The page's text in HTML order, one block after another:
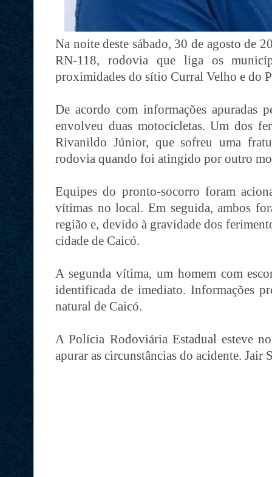
Na noite deste sábado, 30 de agosto de
RN-118, rodovia que liga os
proximidades do sítio Curral Velho e do
De acordo com informações apuradas
envolveu duas motocicletas. Um dos
Rivanildo Júnior, que sofreu uma
rodovia quando foi atingido por outro
Equipes do pronto-socorro foram
vítimas no local. Em seguida, ambos
região e, devido à gravidade dos
cidade de Caicó.
A segunda vítima, um homem com
identificada de imediato. Informações
natural de Caicó.
A Polícia Rodoviária Estadual esteve
apurar as circunstâncias do acidente. Jair